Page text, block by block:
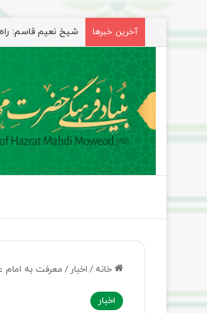
آخرین خبرها راهپیمایی اربعین،
خانه / اخبار / معرفت به
اخبار